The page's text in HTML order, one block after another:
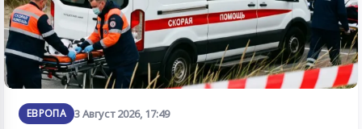
ЕВРОПА 3 Август 2026, 17:49